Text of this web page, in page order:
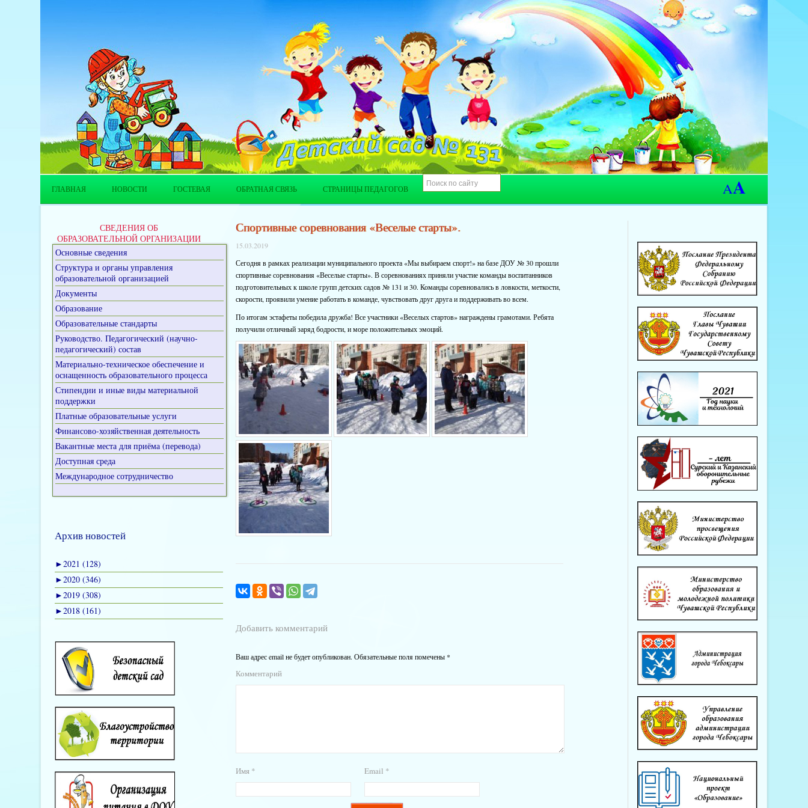
ГЛАВНАЯ НОВОСТИ ГОСТЕВАЯ ОБРАТНАЯ СВЯЗЬ СТРАНИЦЫ ПЕДАГОГОВ AA
СВЕДЕНИЯ ОБ
ОБРАЗОВАТЕЛЬНОЙ ОРГАНИЗАЦИИ
Основные сведения
Структура и органы управления
образовательной организацией
Документы
Образование
Образовательные стандарты
Руководство. Педагогический (научно-
педагогический) состав
Материально-техническое обеспечение и
оснащенность образовательного процесса
Стипендии и иные виды материальной
поддержки
Платные образовательные услуги
Финансово-хозяйственная деятельность
Вакантные места для приёма (перевода)
Доступная среда
Международное сотрудничество
Архив новостей
►2021 (128)
►2020 (346)
►2019 (308)
►2018 (161)
Спортивные соревнования «Веселые старты».
15.03.2019
Сегодня в рамках реализации муниципального проекта «Мы выбираем спорт!» на базе ДОУ № 30 прошли
спортивные соревнования «Веселые старты». В соревнованиях приняли участие команды воспитанников
подготовительных к школе групп детских садов № 131 и 30. Команды соревновались в ловкости, меткости,
скорости, проявили умение работать в команде, чувствовать друг друга и поддерживать во всем.
По итогам эстафеты победила дружба! Все участники «Веселых стартов» награждены грамотами. Ребята
получили отличный заряд бодрости, и море положительных эмоций.
Добавить комментарий
Ваш адрес email не будет опубликован. Обязательные поля помечены *
Комментарий
Имя * Email *